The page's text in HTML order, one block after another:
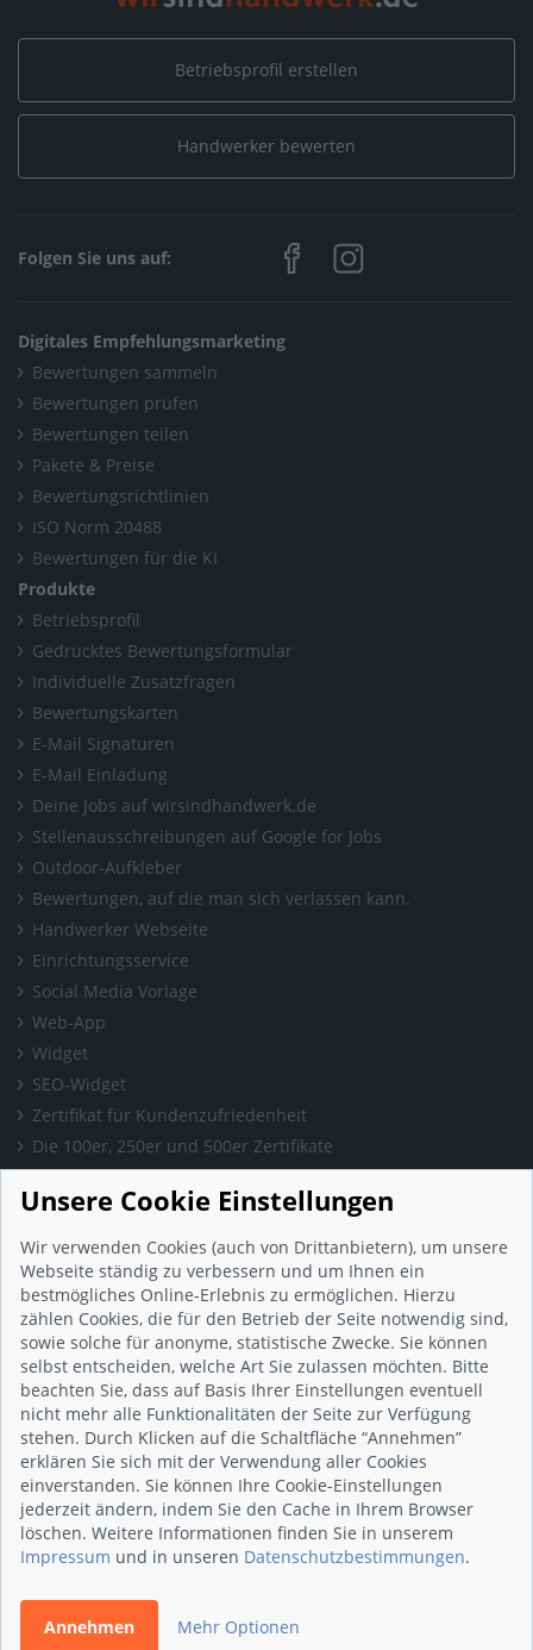
Sonnenenergie clever nutzen – mit dem Energiemanager von
Bosch
Sanitär, Heizung, Klima / Installation & Heizungsbau
Diener Heiztechnik / Neuigkeiten /
Bosch
Neuigkeiten /
Sonnenenergie clever nutzen – mit dem Energiemanager von
Bosch
Betriebsprofil erstellen
Handwerker bewerten
Folgen Sie uns auf:
Digitales Empfehlungsmarketing
Bewertungen sammeln
Bewertungen prüfen
Bewertungen teilen
Pakete & Preise
Bewertungsrichtlinien
ISO Norm 20488
Bewertungen für die KI
Produkte
Betriebsprofil
Gedrucktes Bewertungsformular
Individuelle Zusatzfragen
Bewertungskarten
E-Mail Signaturen
E-Mail Einladung
Deine Jobs auf wirsindhandwerk.de
Stellenausschreibungen auf Google for Jobs
Outdoor-Aufkleber
Bewertungen, auf die man sich verlassen kann.
Handwerker Webseite
Einrichtungsservice
Social Media Vorlage
Web-App
Widget
SEO-Widget
Zertifikat für Kundenzufriedenheit
Die 100er, 250er und 500er Zertifikate
Presse & Wissen
Presse und Informationen
Blog
Häufig gestellte Fragen (FAQ)
Studie: Digitalisierungsbarometer
Initiative gegen Fake-Bewertungen
Kunden Informationen
Beratungsgespräch vereinbaren
Impressum
Datenschutz
AGB
Nutzungsbedingungen
Unsere Cookie Einstellungen
Wir verwenden Cookies (auch von Drittanbietern), um unsere
Webseite ständig zu verbessern und um Ihnen ein
bestmögliches Online-Erlebnis zu ermöglichen. Hierzu
zählen Cookies, die für den Betrieb der Seite notwendig sind,
sowie solche für anonyme, statistische Zwecke. Sie können
selbst entscheiden, welche Art Sie zulassen möchten. Bitte
beachten Sie, dass auf Basis Ihrer Einstellungen eventuell
nicht mehr alle Funktionalitäten der Seite zur Verfügung
stehen. Durch Klicken auf die Schaltfläche “Annehmen”
erklären Sie sich mit der Verwendung aller Cookies
einverstanden. Sie können Ihre Cookie-Einstellungen
jederzeit ändern, indem Sie den Cache in Ihrem Browser
löschen. Weitere Informationen finden Sie in unserem
Impressum und in unseren Datenschutzbestimmungen.
Annehmen Mehr Optionen